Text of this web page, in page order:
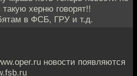
херню говорят!!
в ФСБ, ГРУ и т.д.
новости появляются